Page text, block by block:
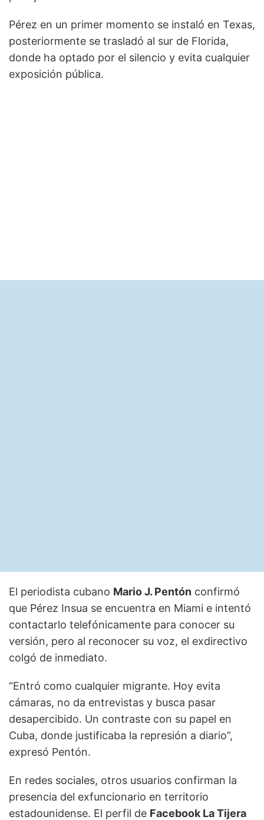
Pérez en un primer momento se instaló en Texas,
posteriormente se trasladó al sur de Florida,
donde ha optado por el silencio y evita cualquier
exposición pública.
El periodista cubano Mario J. Pentón confirmó
que Pérez Insua se encuentra en Miami e intentó
contactarlo telefónicamente para conocer su
versión, pero al reconocer su voz, el exdirectivo
colgó de inmediato.
“Entró como cualquier migrante. Hoy evita
cámaras, no da entrevistas y busca pasar
desapercibido. Un contraste con su papel en
Cuba, donde justificaba la represión a diario”,
expresó Pentón.
En redes sociales, otros usuarios confirman la
presencia del exfuncionario en territorio
estadounidense. El perfil de Facebook La Tijera